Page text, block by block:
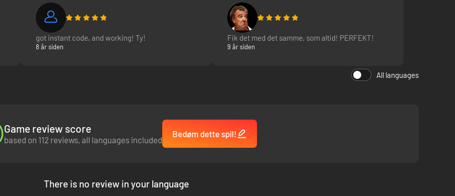
got instant code, and working! Ty!
8 år siden
Fik det med det samme, som altid! PERFEKT!
9 år siden
All languages
Game review score
based on 112 reviews, all languages included
Bedøm dette spil!
There is no review in your language